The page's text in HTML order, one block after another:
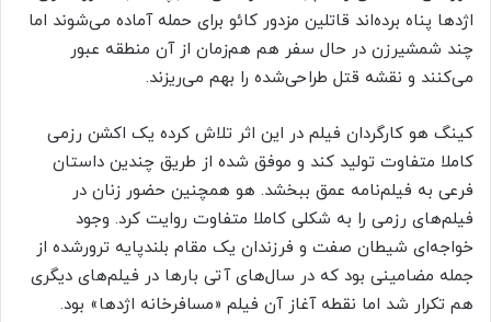
اژدها پناه برده‌اند قاتلین مزدور کائو برای حمله آماده می‌شوند اما
چند شمشیرزن در حال سفر هم هم‌زمان از آن منطقه عبور
می‌کنند و نقشه قتل طراحی‌شده را بهم می‌ریزند.
کینگ هو کارگردان فیلم در این اثر تلاش کرده یک اکشن رزمی
کاملا متفاوت تولید کند و موفق شده از طریق چندین داستان
فرعی به فیلم‌نامه عمق ببخشد. هو همچنین حضور زنان در
فیلم‌های رزمی را به شکلی کاملا متفاوت روایت کرد. وجود
خواجه‌ای شیطان صفت و فرزندان یک مقام بلندپایه ترورشده از
جمله مضامینی بود که در سال‌های آتی بارها در فیلم‌های دیگری
هم تکرار شد اما نقطه آغاز آن فیلم «مسافرخانه اژدها» بود.